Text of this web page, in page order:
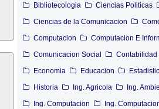
Bibliotecologia
Ciencias Politicas
Ciencias de la Comunicacion
Computacion
Computacion E
Comunicacion Social
Contabilidad
Economia
Educacion
Historia
Ing. Agricola Ing.
Ing. Computacion
Ing.